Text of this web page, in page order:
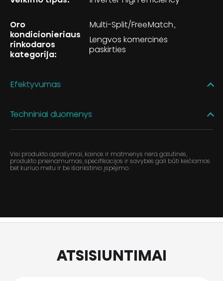
Oro
kondicionieriaus
rinkodaros
kategorija:
Multi-Split/FreeMatch
Lengvos komercinės
paskirties
Efektyvumas
Techniniai duomenys
Visi produkto aprašymai, kainos ir matmenys nėra galutinės,
produkto prieinamumas, specifikacijos ir savybės gali būti keičiamos
bet kuriuo metu ir be išankstinio įspėjimo.
ATSISIUNTIMAI